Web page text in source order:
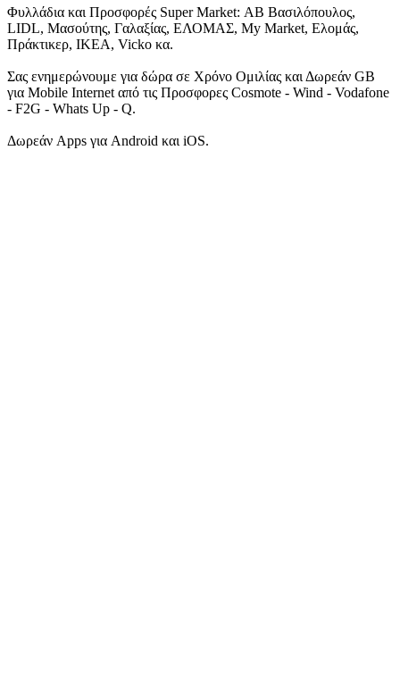
Φυλλάδια και Προσφορές Super Market: ΑΒ Βασιλόπουλος,
LIDL, Μασούτης, Γαλαξίας, ΕΛΟΜΑΣ, My Market, Ελομάς,
Πράκτικερ, ΙΚΕΑ, Vicko κα.
Σας ενημερώνουμε για δώρα σε Χρόνο Ομιλίας και Δωρεάν GB
για Mobile Internet από τις Προσφορες Cosmote - Wind - Vodafone
- F2G - Whats Up - Q.
Δωρεάν Apps για Android και iOS.